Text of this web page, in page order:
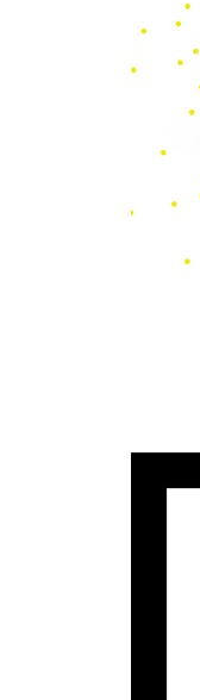
Q5 걸
Q6 스
Q7 체
Q8 바